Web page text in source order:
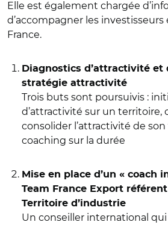
Elle est également chargée
d’accompagner les investisseurs
France.
Diagnostics d’attractivité et
stratégie attractivité
Trois buts sont poursuivis :
d’attractivité sur un territoire,
consolider l’attractivité de
coaching sur la durée
Mise en place d’un « coach
Team France Export
Territoire d’industrie
Un conseiller international